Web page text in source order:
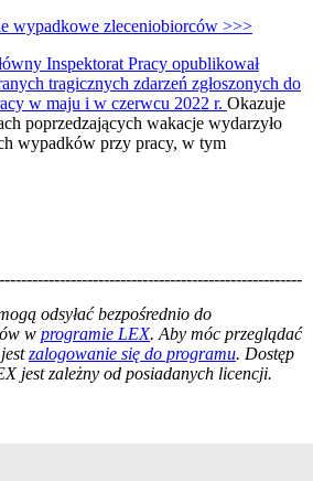
wypadkowe zleceniobiorców >>>
Inspektorat Pracy opublikował
tragicznych zdarzeń zgłoszonych do
w maju i w czerwcu 2022 r. Okazuje
poprzedzających wakacje wydarzyło
wypadków przy pracy, w tym
odsyłać bezpośrednio do
w programie LEX. Aby móc przeglądać
zalogowanie się do programu. Dostęp
jest zależny od posiadanych licencji.